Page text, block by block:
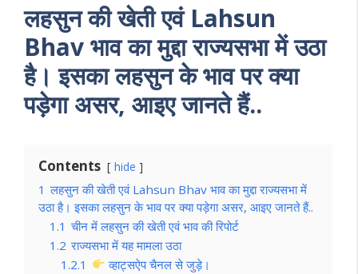
लहसुन की खेती एवं Lahsun
Bhav भाव का मुद्दा राज्यसभा में उठा
है। इसका लहसुन के भाव पर क्या
पड़ेगा असर, आइए जानते हैं..
Contents hide
1 लहसुन की खेती एवं Lahsun Bhav भाव का मुद्दा राज्यसभा में
उठा है। इसका लहसुन के भाव पर क्या पड़ेगा असर, आइए जानते हैं..
1.1 चीन में लहसुन की खेती एवं भाव की रिपोर्ट
1.2 राज्यसभा में यह मामला उठा
1.2.1
व्हाट्सऐप चैनल से जुड़े।